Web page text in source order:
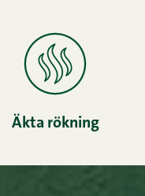
Äkta rökning